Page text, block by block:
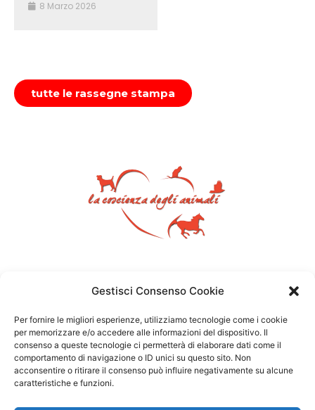
Gestisci Consenso Cookie
Per fornire le migliori esperienze, utilizziamo tecnologie come i cookie
per memorizzare e/o accedere alle informazioni del dispositivo. Il
consenso a queste tecnologie ci permetterà di elaborare dati come il
comportamento di navigazione o ID unici su questo sito. Non
acconsentire o ritirare il consenso può influire negativamente su alcune
caratteristiche e funzioni.
8 Marzo 2026
tutte le rassegne stampa